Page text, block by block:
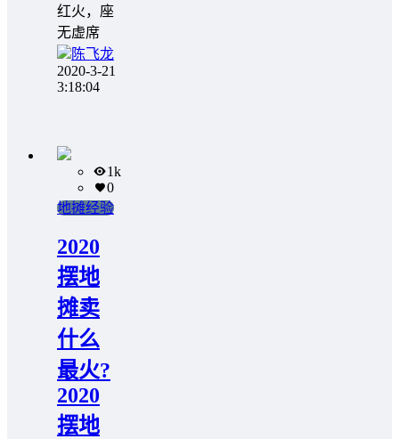
红火，座
无虚席
陈飞龙
2020-3-21
3:18:04
1k
0
地摊经验
2020
摆地
摊卖
什么
最火?
2020
摆地